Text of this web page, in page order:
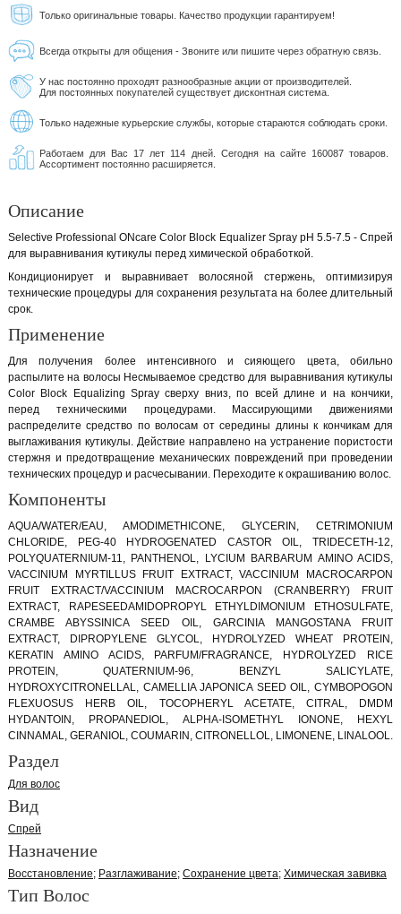
Только оригинальные товары. Качество продукции гарантируем!
Всегда открыты для общения - Звоните или пишите через обратную связь.
У нас постоянно проходят разнообразные акции от производителей.
Для постоянных покупателей существует дисконтная система.
Только надежные курьерские службы, которые стараются соблюдать сроки.
Работаем для Вас 17 лет 114 дней. Сегодня на сайте 160087 товаров.
Ассортимент постоянно расширяется.
Описание
Selective Professional ONcare Color Block Equalizer Spray pH 5.5-7.5 - Спрей
для выравнивания кутикулы перед химической обработкой.
Кондиционирует и выравнивает волосяной стержень, оптимизируя
технические процедуры для сохранения результата на более длительный
срок.
Применение
Для получения более интенсивного и сияющего цвета, обильно
распылите на волосы Несмываемое средство для выравнивания кутикулы
Color Block Equalizing Spray сверху вниз, по всей длине и на кончики,
перед техническими процедурами. Массирующими движениями
распределите средство по волосам от середины длины к кончикам для
выглаживания кутикулы. Действие направлено на устранение пористости
стержня и предотвращение механических повреждений при проведении
технических процедур и расчесывании. Переходите к окрашиванию волос.
Компоненты
AQUA/WATER/EAU, AMODIMETHICONE, GLYCERIN, CETRIMONIUM
CHLORIDE, PEG-40 HYDROGENATED CASTOR OIL, TRIDECETH-12,
POLYQUATERNIUM-11, PANTHENOL, LYCIUM BARBARUM AMINO ACIDS,
VACCINIUM MYRTILLUS FRUIT EXTRACT, VACCINIUM MACROCARPON
FRUIT EXTRACT/VACCINIUM MACROCARPON (CRANBERRY) FRUIT
EXTRACT, RAPESEEDAMIDOPROPYL ETHYLDIMONIUM ETHOSULFATE,
CRAMBE ABYSSINICA SEED OIL, GARCINIA MANGOSTANA FRUIT
EXTRACT, DIPROPYLENE GLYCOL, HYDROLYZED WHEAT PROTEIN,
KERATIN AMINO ACIDS, PARFUM/FRAGRANCE, HYDROLYZED RICE
PROTEIN, QUATERNIUM-96, BENZYL SALICYLATE,
HYDROXYCITRONELLAL, CAMELLIA JAPONICA SEED OIL, CYMBOPOGON
FLEXUOSUS HERB OIL, TOCOPHERYL ACETATE, CITRAL, DMDM
HYDANTOIN, PROPANEDIOL, ALPHA-ISOMETHYL IONONE, HEXYL
CINNAMAL, GERANIOL, COUMARIN, CITRONELLOL, LIMONENE, LINALOOL.
Раздел
Для волос
Вид
Спрей
Назначение
Восстановление Разглаживание Сохранение цвета Химическая завивка
Тип Волос